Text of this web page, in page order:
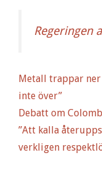
Regeringen
Metall trappar ner
inte över”
Debatt om
”Att kalla
verkligen